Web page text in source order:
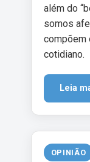
além do
somos
compõem
cotidiano.
Leia
OPINIÃO